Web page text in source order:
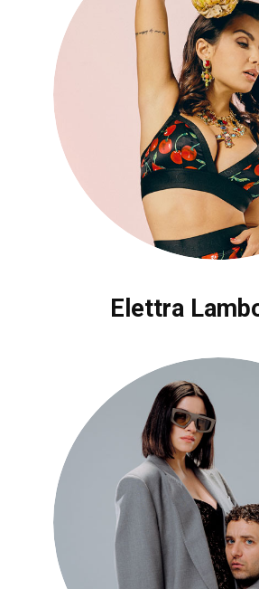
Elettra